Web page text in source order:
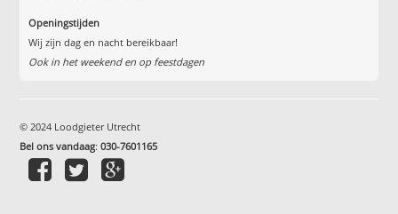
Openingstijden
Wij zijn dag en nacht bereikbaar!
Ook in het weekend en op feestdagen
© 2024 Loodgieter Utrecht
Bel ons vandaag:030-7601165